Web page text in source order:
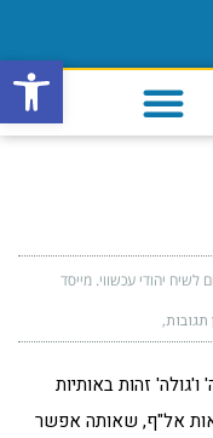
פתח
לשיח יהודי עכשווי. מייסד
תגובות
זהות באותיות
אל"ף, שאותה אפשר